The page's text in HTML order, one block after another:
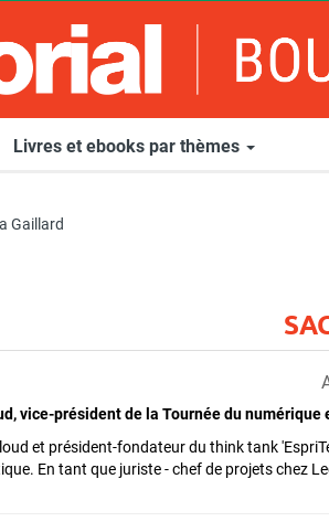
Livres et ebooks par thèmes
Gaillard
vice-président de la Tournée du numérique
et président-fondateur du think tank
En tant que juriste - chef de projets chez